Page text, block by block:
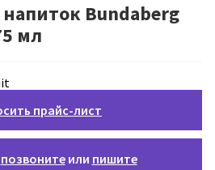
Bundaberg
мл
прайс-лист
позвонитеили пишите